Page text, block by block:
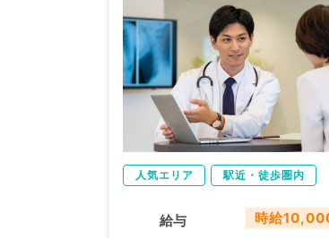
人気エリア 駅近・徒歩圏内
給与 時給